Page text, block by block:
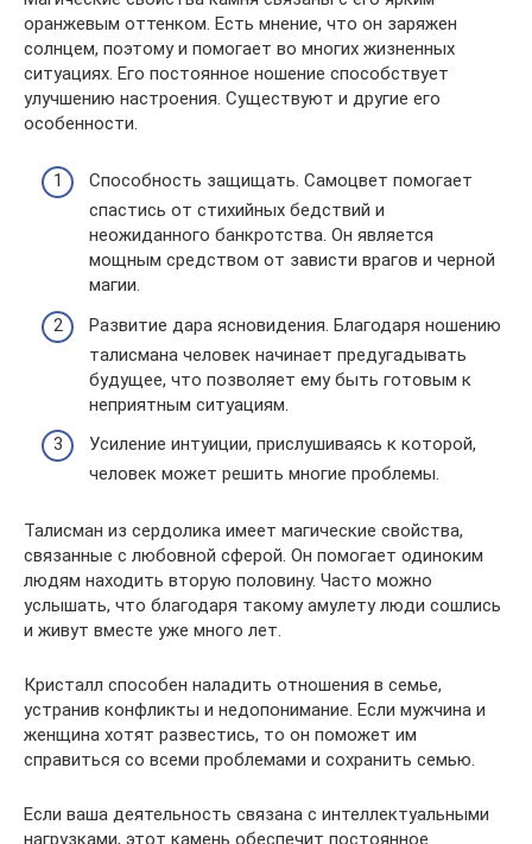
оранжевым оттенком. Есть мнение, что он заряжен
солнцем, поэтому и помогает во многих жизненных
ситуациях. Его постоянное ношение способствует
улучшению настроения. Существуют и другие его
особенности.
Способность защищать. Самоцвет помогает
спастись от стихийных бедствий и
неожиданного банкротства. Он является
мощным средством от зависти врагов и черной
магии.
Развитие дара ясновидения. Благодаря ношению
талисмана человек начинает предугадывать
будущее, что позволяет ему быть готовым к
неприятным ситуациям.
Усиление интуиции, прислушиваясь к которой,
человек может решить многие проблемы.
Талисман из сердолика имеет магические свойства,
связанные с любовной сферой. Он помогает одиноким
людям находить вторую половину. Часто можно
услышать, что благодаря такому амулету люди сошлись
и живут вместе уже много лет.
Кристалл способен наладить отношения в семье,
устранив конфликты и недопонимание. Если мужчина и
женщина хотят развестись, то он поможет им
справиться со всеми проблемами и сохранить семью.
Если ваша деятельность связана с интеллектуальными
нагрузками, этот камень обеспечит постоянное